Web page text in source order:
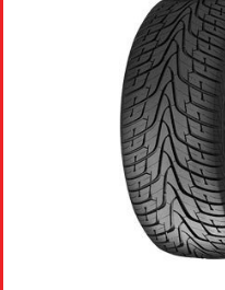
ROULAGE À PLAT